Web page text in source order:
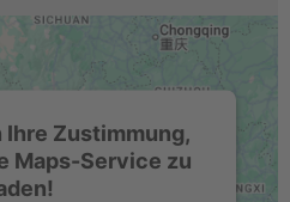
Zustimmung,
Maps-Service zu